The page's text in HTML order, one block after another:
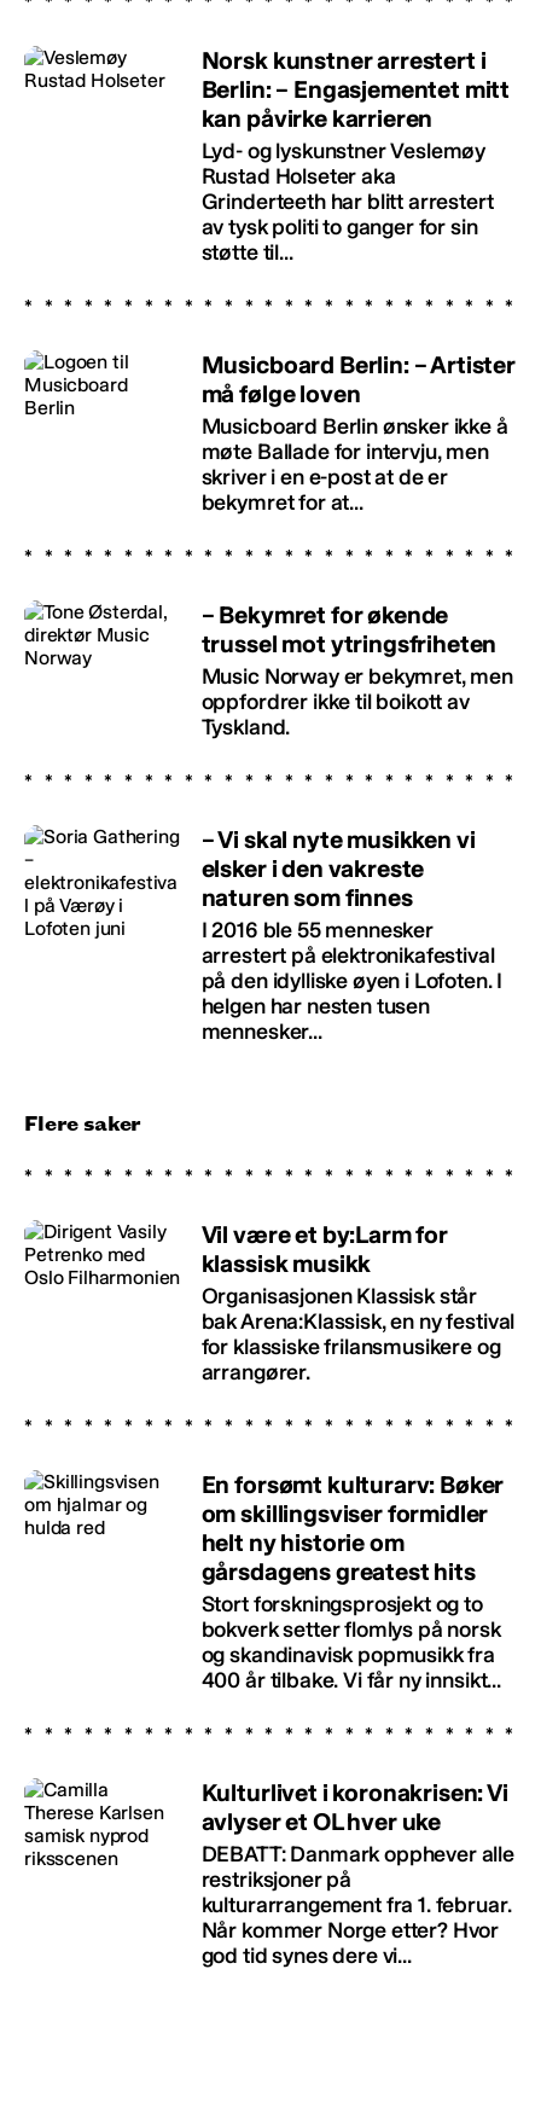
Norsk kunstner arrestert i
Berlin: – Engasjementet mitt
kan påvirke karrieren
Lyd- og lyskunstner Veslemøy
Rustad Holseter aka
Grinderteeth har blitt arrestert
av tysk politi to ganger for sin
støtte til...
Musicboard Berlin: – Artister
må følge loven
Musicboard Berlin ønsker ikke å
møte Ballade for intervju, men
skriver i en e-post at de er
bekymret for at...
– Bekymret for økende
trussel mot ytringsfriheten
Music Norway er bekymret, men
oppfordrer ikke til boikott av
Tyskland.
– Vi skal nyte musikken vi
elsker i den vakreste
naturen som finnes
I 2016 ble 55 mennesker
arrestert på elektronikafestival
på den idylliske øyen i Lofoten. I
helgen har nesten tusen
mennesker...
Flere saker
Vil være et by:Larm for
klassisk musikk
Organisasjonen Klassisk står
bak Arena:Klassisk, en ny festival
for klassiske frilansmusikere og
arrangører.
En forsømt kulturarv: Bøker
om skillingsviser formidler
helt ny historie om
gårsdagens greatest hits
Stort forskningsprosjekt og to
bokverk setter flomlys på norsk
og skandinavisk popmusikk fra
400 år tilbake. Vi får ny innsikt...
Kulturlivet i koronakrisen: Vi
avlyser et OL hver uke
DEBATT: Danmark opphever alle
restriksjoner på
kulturarrangement fra 1. februar.
Når kommer Norge etter? Hvor
god tid synes dere vi...